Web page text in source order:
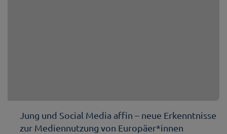
Jung und Social Media affin – neue Erkenntnisse
zur Mediennutzung von Europäer*innen